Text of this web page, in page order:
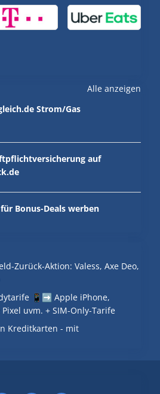
Alle anzeigen
Strom/Gas
auf
Bonus-Deals werben
Zurück-Aktion: Valess, Axe Deo,
📱➡️ Apple iPhone,
uvm. + SIM-Only-Tarife
Kreditkarten - mit